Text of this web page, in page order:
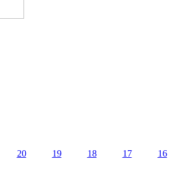
16
17
18
19
20